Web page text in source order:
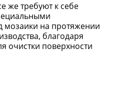
же требуют к себе
мозаики на протяжении
благодаря
очистки поверхности